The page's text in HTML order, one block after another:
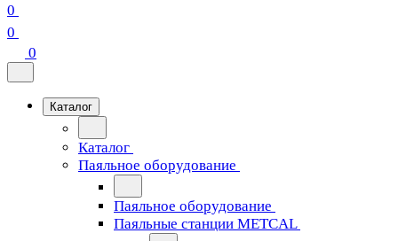
0
0
0
Каталог
Каталог
Паяльное оборудование
Паяльное оборудование
Паяльные станции METCAL